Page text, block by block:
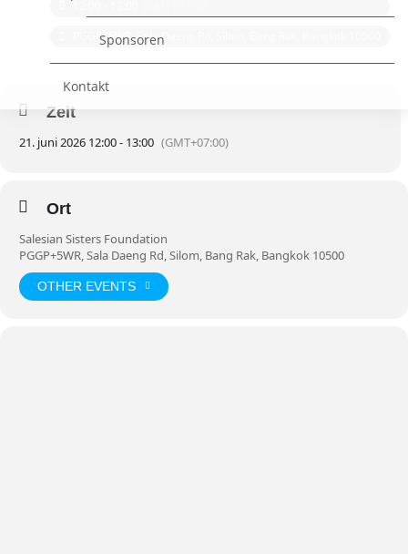
Sponsoren
Kontakt
PGGP+5WR, Sala Daeng Rd, Silom, Bang Rak, Bangkok 10500
Zeit
21. juni 2026 12:00 - 13:00 (GMT+07:00)
Ort
Salesian Sisters Foundation
PGGP+5WR, Sala Daeng Rd, Silom, Bang Rak, Bangkok 10500
OTHER EVENTS